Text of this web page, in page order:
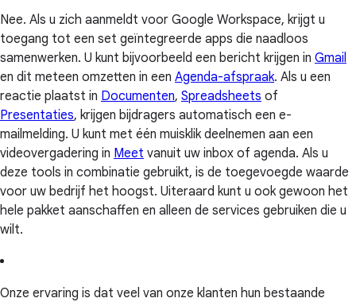
Nee. Als u zich aanmeldt voor Google Workspace, krijgt u
toegang tot een set geïntegreerde apps die naadloos
samenwerken. U kunt bijvoorbeeld een bericht krijgen in Gmail
en dit meteen omzetten in een Agenda-afspraak. Als u een
reactie plaatst in Documenten, Spreadsheets of
Presentaties, krijgen bijdragers automatisch een e-
mailmelding. U kunt met één muisklik deelnemen aan een
videovergadering in Meet vanuit uw inbox of agenda. Als u
deze tools in combinatie gebruikt, is de toegevoegde waarde
voor uw bedrijf het hoogst. Uiteraard kunt u ook gewoon het
hele pakket aanschaffen en alleen de services gebruiken die u
wilt.
Onze ervaring is dat veel van onze klanten hun bestaande